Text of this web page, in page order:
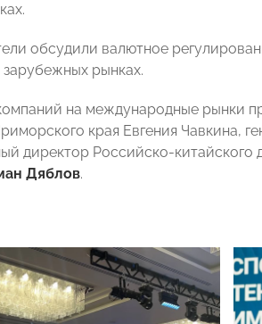
обсудили валютное
рынках.
на международные рынки
края Евгения Чавкина,
директор Российско-китайского
Дяблов.